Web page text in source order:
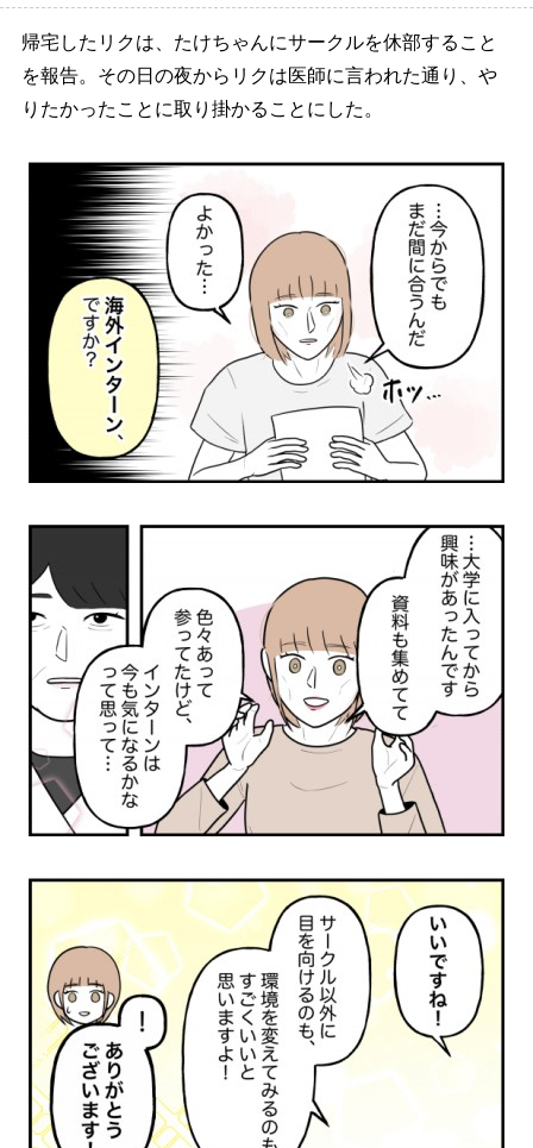
帰宅したリクは、たけちゃんにサークルを休部すること
を報告。その日の夜からリクは医師に言われた通り、
りたかったことに取り掛かることにした。